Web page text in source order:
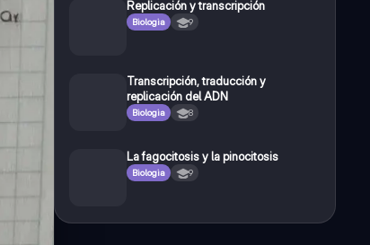
Replicación y transcripción
Biologia 9
Transcripción, traducción y
replicación del ADN
Biologia 8
La fagocitosis y la pinocitosis
Biologia 9